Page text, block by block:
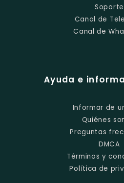
Soporte
Canal de
Canal de
Ayuda e
Informar de
Quiénes
Preguntas
DMCA
Términos y
Política de